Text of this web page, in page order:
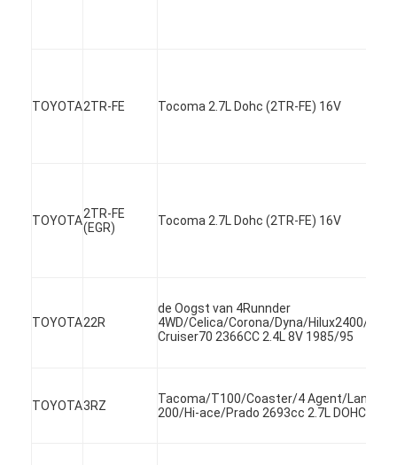
Thuis
TOYOTA2TR-FE Tocoma 2.7L Dohc (2TR-FE) 16V
TOYOTA2TR-FE
(EGR)
Tocoma 2.7L Dohc (2TR-FE) 16V
TOYOTA22R
de Oogst van 4Runnder
4WD/Celica/Corona/Dyna/Hilux2400/
Cruiser70 2366CC 2.4L 8V 1985/95
TOYOTA3RZ
Tacoma/T100/Coaster/4 Agent/
200/Hi-ace/Prado 2693cc 2.7L DOHC 16V,